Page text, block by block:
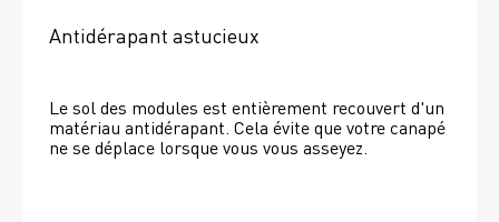
Antidérapant astucieux
Le sol des modules est entièrement recouvert d'un
matériau antidérapant. Cela évite que votre canapé
ne se déplace lorsque vous vous asseyez.